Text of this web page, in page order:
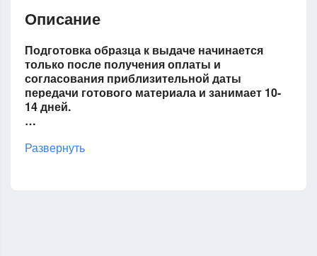
Описание
Подготовка образца к выдаче начинается
только после получения оплаты и
согласования приблизительной даты
передачи готового материала и занимает 10-
14 дней.
…
Развернуть